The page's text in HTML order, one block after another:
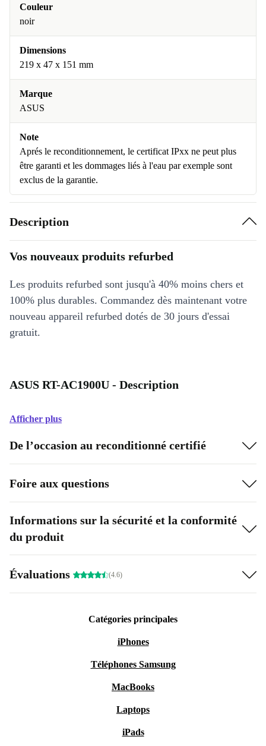
Couleur
noir
Dimensions
219 x 47 x 151 mm
Marque
ASUS
Note
Aprés le reconditionnement, le certificat IPxx ne peut plus
être garanti et les dommages liés à l'eau par exemple sont
exclus de la garantie.
Description
Vos nouveaux produits refurbed
Les produits refurbed sont jusqu'à 40% moins chers et
100% plus durables. Commandez dès maintenant votre
nouveau appareil refurbed dotés de 30 jours d'essai
gratuit.
ASUS RT-AC1900U - Description
Afficher plus
De l’occasion au reconditionné certifié
Foire aux questions
Informations sur la sécurité et la conformité
du produit
Évaluations (4.6)
Catégories principales
iPhones
Téléphones Samsung
MacBooks
Laptops
iPads